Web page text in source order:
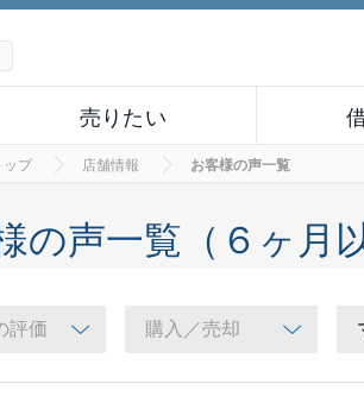
売りたい
ップ 店舗情報 お客様の声一覧
の声一覧（６ヶ月